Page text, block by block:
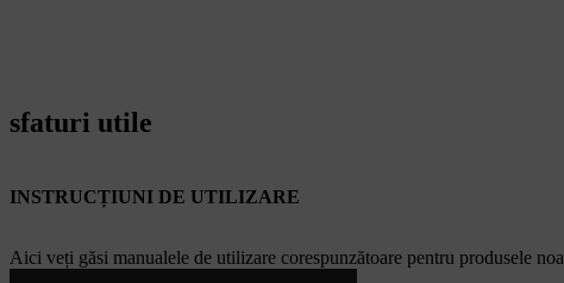
sfaturi utile
INSTRUCȚIUNI DE UTILIZARE
Aici veți găsi manualele de utilizare corespunzătoare pentru produsele